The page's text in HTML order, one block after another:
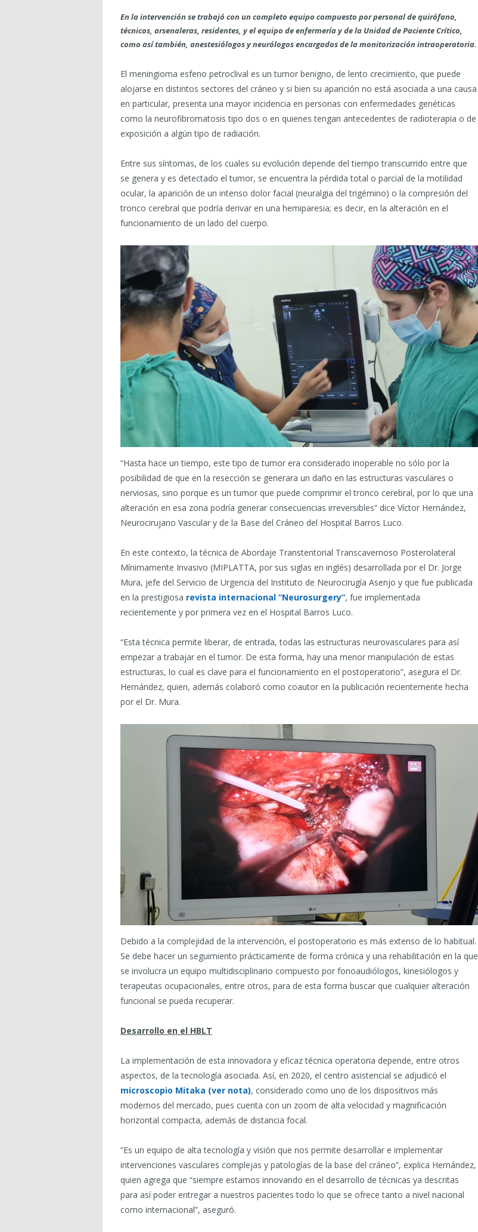
En la intervención se trabajó con un completo equipo compuesto por personal de quirófano,
técnicos, arsenaleras, residentes, y el equipo de enfermería y de la Unidad de Paciente Crítico,
como así también, anestesiólogos y neurólogos encargados de la monitorización intraoperatoria.
El meningioma esfeno petroclival es un tumor benigno, de lento crecimiento, que puede
alojarse en distintos sectores del cráneo y si bien su aparición no está asociada a una causa
en particular, presenta una mayor incidencia en personas con enfermedades genéticas
como la neurofibromatosis tipo dos o en quienes tengan antecedentes de radioterapia o de
exposición a algún tipo de radiación.
Entre sus síntomas, de los cuales su evolución depende del tiempo transcurrido entre que
se genera y es detectado el tumor, se encuentra la pérdida total o parcial de la motilidad
ocular, la aparición de un intenso dolor facial (neuralgia del trigémino) o la compresión del
tronco cerebral que podría derivar en una hemiparesia; es decir, en la alteración en el
funcionamiento de un lado del cuerpo.
“Hasta hace un tiempo, este tipo de tumor era considerado inoperable no sólo por la
posibilidad de que en la resección se generara un daño en las estructuras vasculares o
nerviosas, sino porque es un tumor que puede comprimir el tronco cerebral, por lo que una
alteración en esa zona podría generar consecuencias irreversibles” dice Víctor Hernández,
Neurocirujano Vascular y de la Base del Cráneo del Hospital Barros Luco.
En este contexto, la técnica de Abordaje Transtentorial Transcavernoso Posterolateral
Mínimamente Invasivo (MIPLATTA, por sus siglas en inglés) desarrollada por el Dr. Jorge
Mura, jefe del Servicio de Urgencia del Instituto de Neurocirugía Asenjo y que fue publicada
en la prestigiosa revista internacional “Neurosurgery”, fue implementada
recientemente y por primera vez en el Hospital Barros Luco.
“Esta técnica permite liberar, de entrada, todas las estructuras neurovasculares para así
empezar a trabajar en el tumor. De esta forma, hay una menor manipulación de estas
estructuras, lo cual es clave para el funcionamiento en el postoperatorio”, asegura el Dr.
Hernández, quien, además colaboró como coautor en la publicación recientemente hecha
por el Dr. Mura.
Debido a la complejidad de la intervención, el postoperatorio es más extenso de lo habitual.
Se debe hacer un seguimiento prácticamente de forma crónica y una rehabilitación en la que
se involucra un equipo multidisciplinario compuesto por fonoaudiólogos, kinesiólogos y
terapeutas ocupacionales, entre otros, para de esta forma buscar que cualquier alteración
funcional se pueda recuperar.
Desarrollo en el HBLT
La implementación de esta innovadora y eficaz técnica operatoria depende, entre otros
aspectos, de la tecnología asociada. Así, en 2020, el centro asistencial se adjudicó el
microscopio Mitaka (ver nota), considerado como uno de los dispositivos más
modernos del mercado, pues cuenta con un zoom de alta velocidad y magnificación
horizontal compacta, además de distancia focal.
“Es un equipo de alta tecnología y visión que nos permite desarrollar e implementar
intervenciones vasculares complejas y patologías de la base del cráneo”, explica Hernández,
quien agrega que “siempre estamos innovando en el desarrollo de técnicas ya descritas
para así poder entregar a nuestros pacientes todo lo que se ofrece tanto a nivel nacional
como internacional”, aseguró.